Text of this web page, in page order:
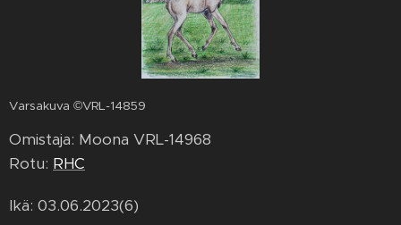
Varsakuva ©VRL-14859
Omistaja: Moona VRL-14968
Rotu: RHC
Ikä: 03.06.2023(6)